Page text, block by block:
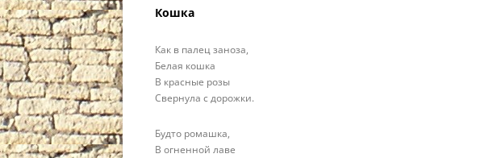
Кошка
Как в палец заноза,
Белая кошка
В красные розы
Свернула с дорожки.
Будто ромашка,
В огненной лаве